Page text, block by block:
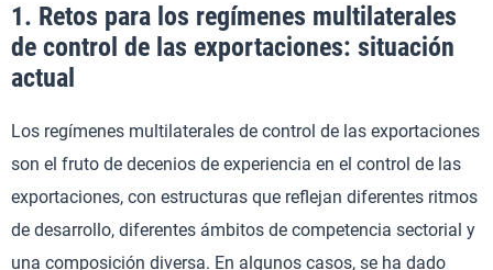
1. Retos para los regímenes multilaterales
de control de las exportaciones: situación
actual
Los regímenes multilaterales de control de las exportaciones
son el fruto de decenios de experiencia en el control de las
exportaciones, con estructuras que reflejan diferentes ritmos
de desarrollo, diferentes ámbitos de competencia sectorial y
una composición diversa. En algunos casos, se ha dado